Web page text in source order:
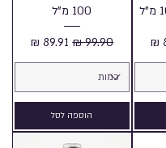
100 מ"ל
מחיר רגיל‏99.90 ‏₪ מחיר מבצע
הוספה לסל